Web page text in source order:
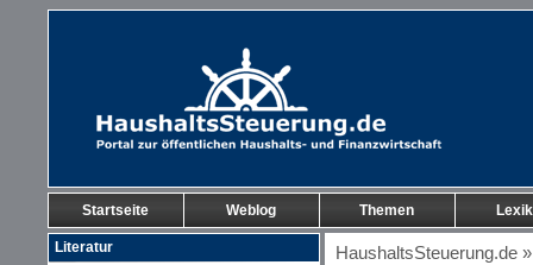
Startseite Weblog Themen
Literatur HaushaltsSteuerung.de